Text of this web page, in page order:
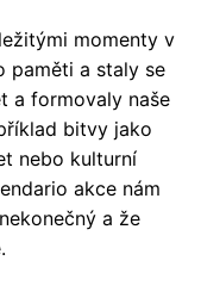
momenty v
paměti a staly se
a formovaly naše
bitvy jako
nebo kulturní
akce nám
a že